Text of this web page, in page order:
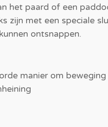
het paard of een
zijn met een speciale
ontsnappen.
manier om